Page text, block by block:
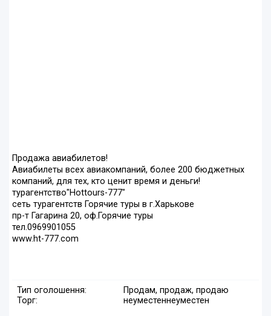
Продажа авиабилетов!
Авиабилеты всех авиакомпаний, более 200 бюджетных
компаний, для тех, кто ценит время и деньги!
турагентство"Hottours-777"
сеть турагентств Горячие туры в г.Харькове
пр-т Гагарина 20, оф.Горячие туры
тел.0969901055
www.ht-777.com
Тип оголошення:
Продам, продаж, продаю
Торг:
неуместеннеуместен